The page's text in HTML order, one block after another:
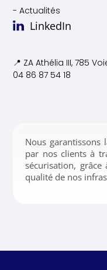
- Actualités
LinkedIn
📍 ZA Athélia III, 785
04 86 87 54 18
Nous garantissons
par nos clients à
sécurisation, grâce
qualité de nos